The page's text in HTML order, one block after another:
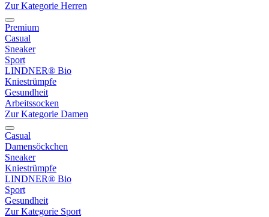
Zur Kategorie Herren
Premium
Casual
Sneaker
Sport
LINDNER® Bio
Kniestrümpfe
Gesundheit
Arbeitssocken
Zur Kategorie Damen
Casual
Damensöckchen
Sneaker
Kniestrümpfe
LINDNER® Bio
Sport
Gesundheit
Zur Kategorie Sport